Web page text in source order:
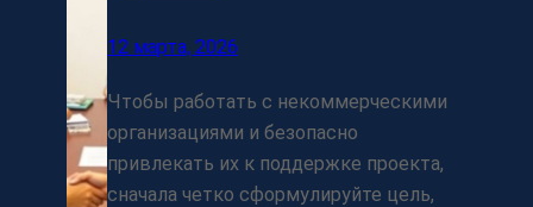
12 марта, 2026
Чтобы работать с некоммерческими
организациями и безопасно
привлекать их к поддержке проекта,
сначала четко сформулируйте цель,